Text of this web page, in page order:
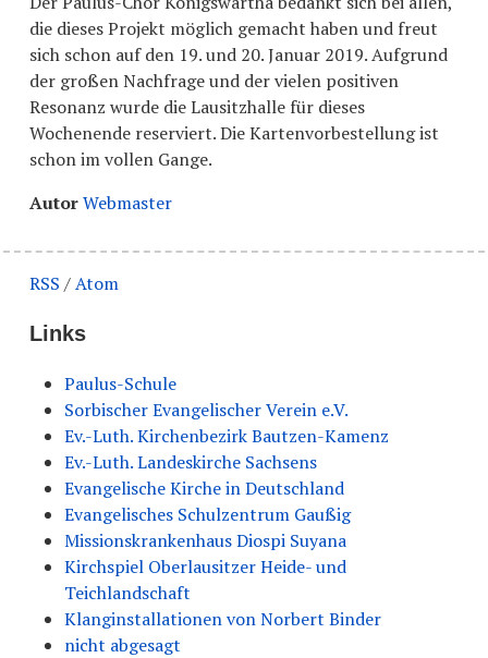
die dieses Projekt möglich gemacht haben und freut
sich schon auf den 19. und 20. Januar 2019. Aufgrund
der großen Nachfrage und der vielen positiven
Resonanz wurde die Lausitzhalle für dieses
Wochenende reserviert. Die Kartenvorbestellung ist
schon im vollen Gange.
AutorWebmaster
RSS /Atom
Links
Paulus-Schule
Sorbischer Evangelischer Verein e.V.
Ev.-Luth. Kirchenbezirk Bautzen-Kamenz
Ev.-Luth. Landeskirche Sachsens
Evangelische Kirche in Deutschland
Evangelisches Schulzentrum Gaußig
Missionskrankenhaus Diospi Suyana
Kirchspiel Oberlausitzer Heide- und
Teichlandschaft
Klanginstallationen von Norbert Binder
nicht abgesagt